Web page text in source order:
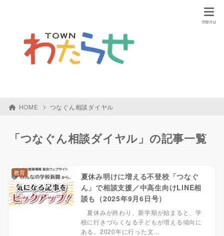
HOME つなぐん相談ダイヤル
「つなぐん相談ダイヤル」の記事一覧
夏休み明けに増える不登校「つなぐ
ん」で相談支援／中高生向けLINE相
談も（2025年9月6日号）
夏休みが終わり、新学期が始まると、学
校に行きづらくなる子どもが増える傾向に
ある。2020年に行った文…
教育